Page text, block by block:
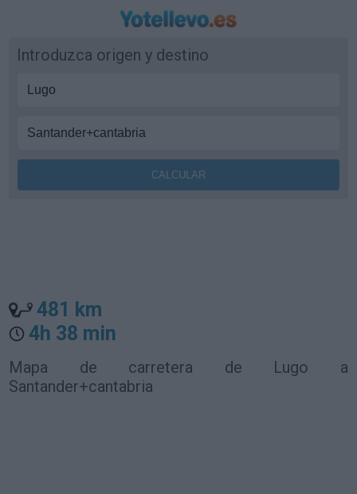
Introduzca origen y destino
481 km
4h 38 min
Mapa de carretera de Lugo a
Santander+cantabria